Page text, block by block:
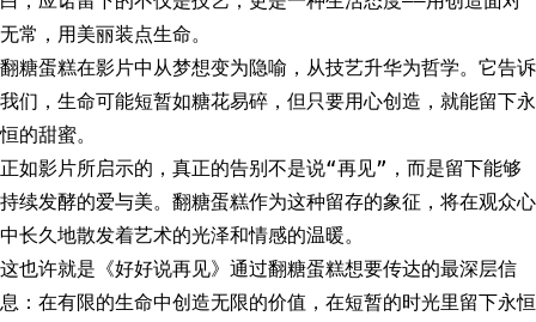
无常，用美丽装点生命。
翻糖蛋糕在影片中从梦想变为隐喻，从技艺升华为哲学。它告诉
我们，生命可能短暂如糖花易碎，但只要用心创造，就能留下永
恒的甜蜜。
正如影片所启示的，真正的告别不是说“再见”，而是留下能够
持续发酵的爱与美。翻糖蛋糕作为这种留存的象征，将在观众心
中长久地散发着艺术的光泽和情感的温暖。
这也许就是《好好说再见》通过翻糖蛋糕想要传达的最深层信
息：在有限的生命中创造无限的价值，在短暂的时光里留下永恒